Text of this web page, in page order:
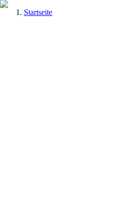
Startseite